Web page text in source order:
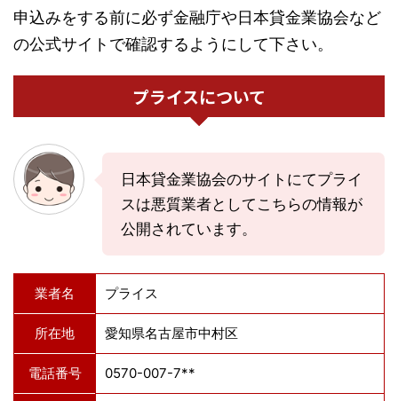
申込みをする前に必ず金融庁や日本貸金業協会など
の公式サイトで確認するようにして下さい。
プライスについて
日本貸金業協会のサイトにてプライ
スは悪質業者としてこちらの情報が
公開されています。
業者名 プライス
所在地 愛知県名古屋市中村区
電話番号 0570-007-7**